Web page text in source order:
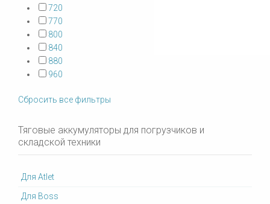
720
770
800
840
880
960
Сбросить все фильтры
Тяговые аккумуляторы для погрузчиков и
складской техники
Для Atlet
Для Boss